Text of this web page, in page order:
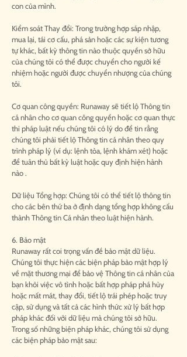
con của mình.
Kiểm soát Thay đổi: Trong trường hợp sáp nhập,
mua lại, tái cơ cấu, phá sản hoặc các sự kiện tương
tự khác, bất kỳ thông tin nào thuộc quyền sở hữu
của chúng tôi có thể được chuyển cho người kế
nhiệm hoặc người được chuyển nhượng của chúng
tôi.
Cơ quan công quyền: Runaway sẽ tiết lộ Thông tin
cá nhân cho cơ quan công quyền hoặc cơ quan thực
thi pháp luật nếu chúng tôi có lý do để tin rằng
chúng tôi phải tiết lộ Thông tin cá nhân theo quy
trình pháp lý (ví dụ: lệnh tòa, lệnh khám xét) hoặc
để tuân thủ bất kỳ luật hoặc quy định hiện hành
nào .
Dữ liệu Tổng hợp: Chúng tôi có thể tiết lộ thông tin
cho các bên thứ ba ở định dạng tổng hợp không cấu
thành Thông tin Cá nhân theo luật hiện hành.
6. Bảo mật
Runaway rất coi trọng vấn đề bảo mật dữ liệu.
Chúng tôi thực hiện các biện pháp bảo mật hợp lý
về mặt thương mại để bảo vệ Thông tin cá nhân của
bạn khỏi việc vô tình hoặc bất hợp pháp phá hủy
hoặc mất mát, thay đổi, tiết lộ trái phép hoặc truy
cập, sử dụng và tất cả các hình thức xử lý bất hợp
pháp khác đối với dữ liệu mà chúng tôi sở hữu.
Trong số những biện pháp khác, chúng tôi sử dụng
các biện pháp bảo mật sau: